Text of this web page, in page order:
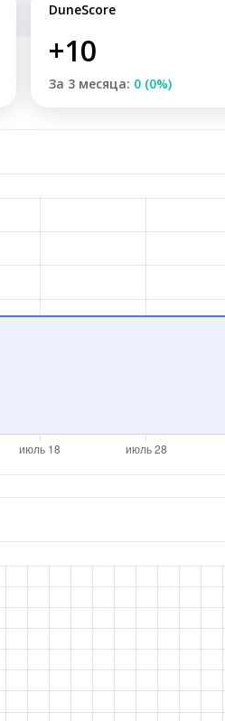
DuneScore
+10
За 3 месяца: 0 (0%)